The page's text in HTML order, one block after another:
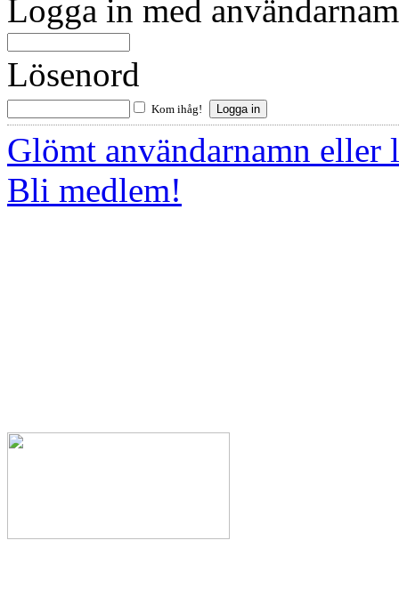
Logga in med
Lösenord
Kom ihåg!
Glömt användarnamn eller
Bli medlem!